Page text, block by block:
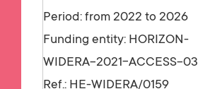
Period: from 2022 to 2026
Funding entity: HORIZON-
WIDERA-2021-ACCESS-03
Ref.: HE-WIDERA/0159